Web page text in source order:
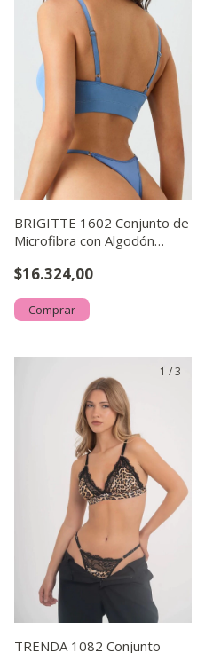
BRIGITTE 1602 Conjunto de
Microfibra con Algodón
$16.324,00
Comprar
1 /3
TRENDA 1082 Conjunto